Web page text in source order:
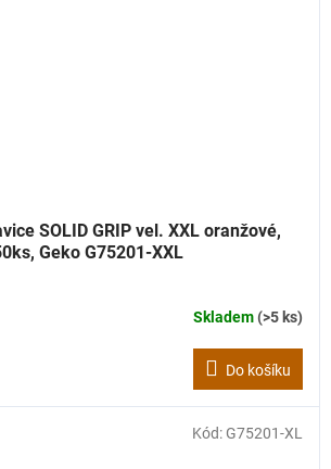
SOLID GRIP vel. XXL oranžové,
Geko G75201-XXL
Skladem(>5 ks)
Do košíku
Kód: G75201-XL